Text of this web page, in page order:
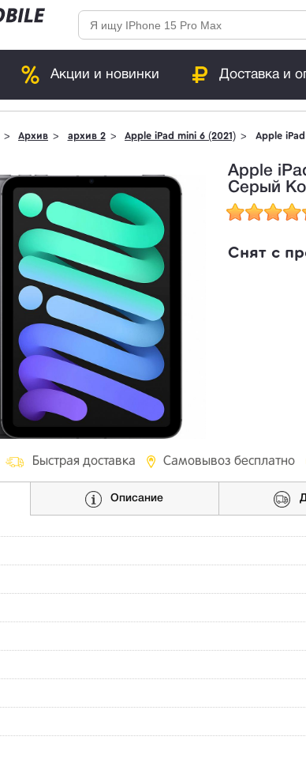
Акции и новинки Доставка и
Архив архив 2 Apple iPad mini 6 (2021) Apple
Apple
Серый
Снят с
Быстрая доставка Самовывоз бесплатно
Описание